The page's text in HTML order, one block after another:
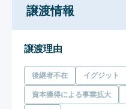
譲渡情報
譲渡理由
後継者不在 イグジット
資本獲得による事業拡大